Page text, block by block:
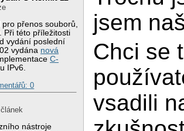
pro přenos souborů,
. Při této příležitosti
vydání poslední
vydána nová
C-
IPv6.
0
nástroje
jsem
Chci se
vsadili